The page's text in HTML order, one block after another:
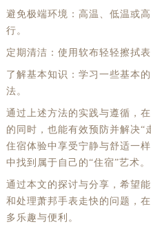
避免极端环境：高温、低温或
行。
定期清洁：使用软布轻轻擦拭表
了解基本知识：学习一些基本
法。
通过上述方法的实践与遵循，
的同时，也能有效预防并解决“
住宿体验中享受宁静与舒适一
中找到属于自己的“住宿”艺术。
通过本文的探讨与分享，希望
和处理萧邦手表走快的问题，
多乐趣与便利。